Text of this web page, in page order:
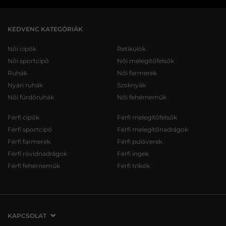
KEDVENC KATEGÓRIÁK
Női cipők
Női sportcipő
Ruhák
Nyári ruhák
Női fürdőruhák
Retikülök
Női melegítőfelsők
Női farmerek
Szoknyák
Női fehérneműk
Férfi cipők
Férfi sportcipő
Férfi farmerek
Férfi rövidnadrágok
Férfi fehérneműk
Férfi melegítőfelsők
Férfi melegítőnadrágok
Férfi pulóverek
Férfi ingek
Férfi trikók
KAPCSOLAT